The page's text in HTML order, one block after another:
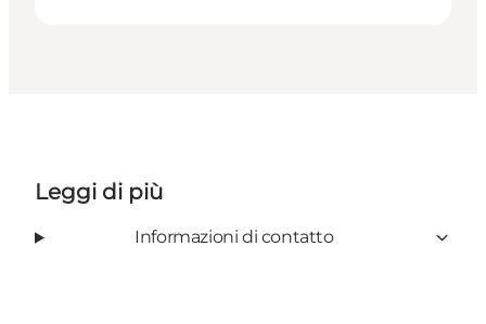
Leggi di più
Informazioni di contatto